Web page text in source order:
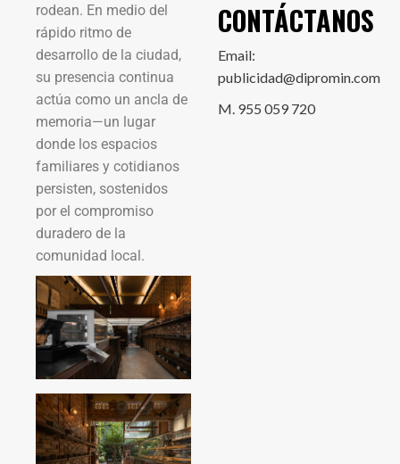
rodean. En medio del
rápido ritmo de
desarrollo de la ciudad,
su presencia continua
actúa como un ancla de
memoria—un lugar
donde los espacios
familiares y cotidianos
persisten, sostenidos
por el compromiso
duradero de la
comunidad local.
CONTÁCTANOS
Email:
publicidad@dipromin.com
M. 955 059 720